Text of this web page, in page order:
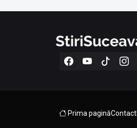
Prima paginăContact